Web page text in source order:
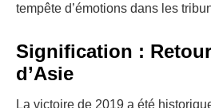
tempête d’émotions dans les
Signification :
d’Asie
La victoire de 2019 a été